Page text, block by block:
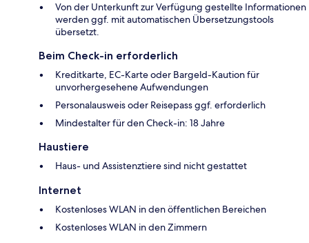
Von der Unterkunft zur Verfügung gestellte Informationen
werden ggf. mit automatischen Übersetzungstools
übersetzt.
Beim Check-in erforderlich
Kreditkarte, EC-Karte oder Bargeld-Kaution für
unvorhergesehene Aufwendungen
Personalausweis oder Reisepass ggf. erforderlich
Mindestalter für den Check-in: 18 Jahre
Haustiere
Haus- und Assistenztiere sind nicht gestattet
Internet
Kostenloses WLAN in den öffentlichen Bereichen
Kostenloses WLAN in den Zimmern